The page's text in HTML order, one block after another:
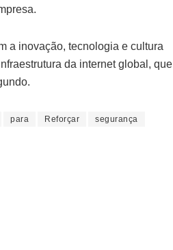
a inovação, tecnologia e cultura
da internet global, que
para Reforçar segurança